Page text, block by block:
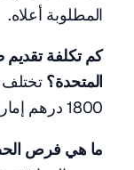
المطلوبة أعلاه.
كم تكلفة
المتحدة؟ تختلف
1800 درهم إماراتي.
ما هي فرص